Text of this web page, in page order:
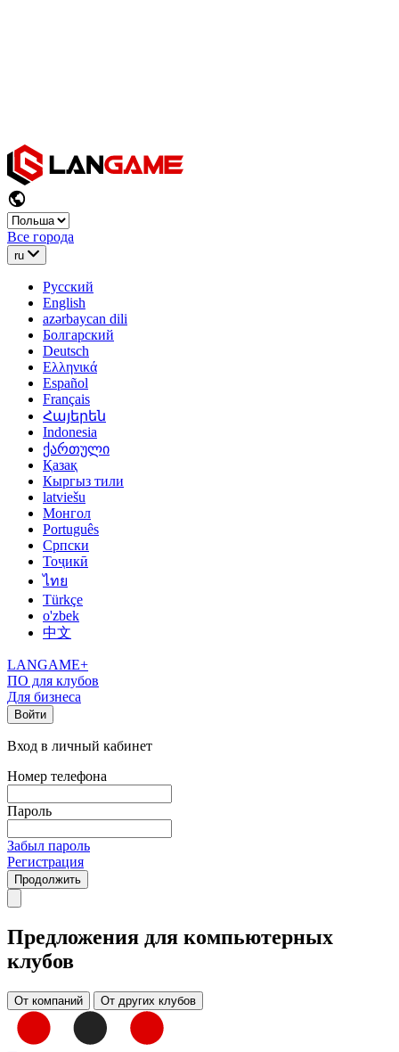
Все города
ru
Русский
English
azərbaycan dili
Болгарский
Deutsch
Ελληνικά
Español
Français
Հայերեն
Indonesia
ქართული
Қазақ
Кыргыз тили
latviešu
Монгол
Português
Српски
Тоҷикӣ
ไทย
Türkçe
o'zbek
中文
LANGAME+
ПО для клубов
Для бизнеса
Войти
Вход в личный кабинет
Номер телефона
Пароль
Забыл пароль
Регистрация
Продолжить
Предложения для компьютерных
клубов
От компаний От других клубов